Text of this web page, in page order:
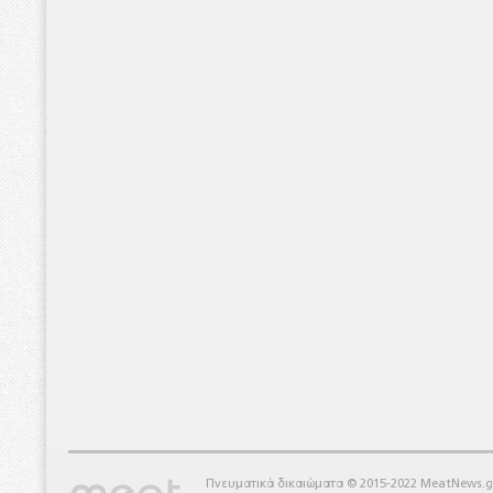
Πνευματικά δικαιώματα © 2015-2022